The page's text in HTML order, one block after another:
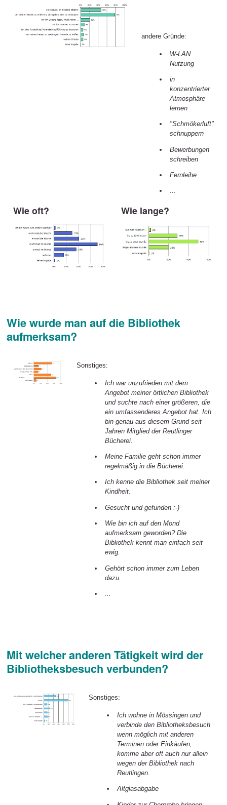
andere Gründe:
W-LAN
Nutzung
in
konzentrierter
Atmosphäre
lernen
"Schmökerluft"
schnuppern
Bewerbungen
schreiben
Fernleihe
...
Wie oft? Wie lange?
Wie wurde man auf die Bibliothek
aufmerksam?
Sonstiges:
Ich war unzufrieden mit dem
Angebot meiner örtlichen Bibliothek
und suchte nach einer größeren, die
ein umfassenderes Angebot hat. Ich
bin genau aus diesem Grund seit
Jahren Mitglied der Reutlinger
Bücherei.
Meine Familie geht schon immer
regelmäßig in die Bücherei.
Ich kenne die Bibliothek seit meiner
Kindheit.
Gesucht und gefunden :-)
Wie bin ich auf den Mond
aufmerksam geworden? Die
Bibliothek kennt man einfach seit
ewig.
Gehört schon immer zum Leben
dazu.
...
Mit welcher anderen Tätigkeit wird der
Bibliotheksbesuch verbunden?
Sonstiges:
Ich wohne in Mössingen und
verbinde den Bibliotheksbesuch
wenn möglich mit anderen
Terminen oder Einkäufen,
komme aber oft auch nur allein
wegen der Bibliothek nach
Reutlingen.
Altglasabgabe